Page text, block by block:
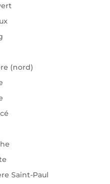
(nord)
Saint-Paul